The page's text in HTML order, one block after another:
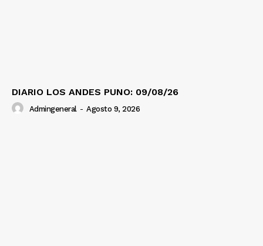
DIARIO LOS ANDES PUNO: 09/08/26
Admingeneral - Agosto 9, 2026